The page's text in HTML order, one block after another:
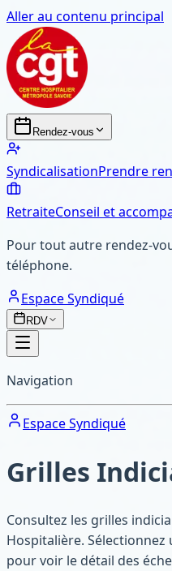
Aller au contenu principal
Rendez-vous
SyndicalisationPrendre
RetraiteConseil et
Pour tout autre rendez-
téléphone.
Espace Syndiqué
RDV
Navigation
Espace Syndiqué
Grilles
Consultez les grilles
Hospitalière.
pour voir le détail des